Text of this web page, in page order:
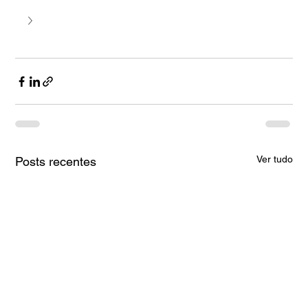
Posts recentes Ver tudo